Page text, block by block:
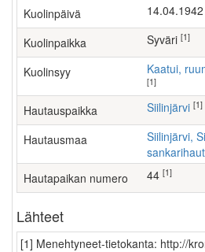
Kuolinpäivä 14.04.1942
Kuolinpaikka Syväri [1]
Kuolinsyy Kaatui,
[1]
Hautauspaikka Siilinjärvi [1]
Hautausmaa
Siilinjärvi, Siilinjärven
Hautapaikan numero 44 [1]
Lähteet
[1] Menehtyneet-tietokanta: http://